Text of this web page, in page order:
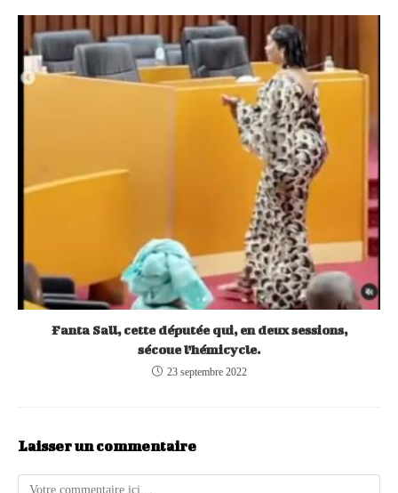
Fanta Sall, cette députée qui, en deux sessions,
sécoue l’hémicycle.
23 septembre 2022
Laisser un commentaire